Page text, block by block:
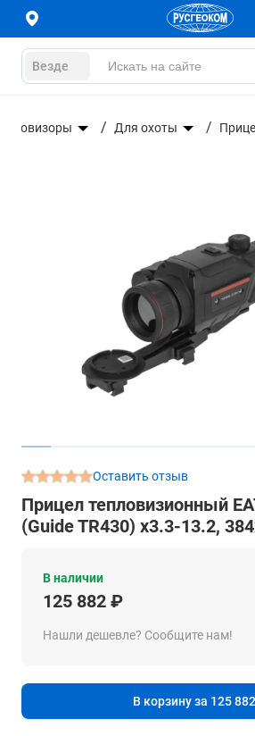
Везде
Для охоты
Оставить отзыв
Прицел тепловизионный
(Guide TR430) x3.3-13.2,
В наличии
125 882 ₽
Нашли дешевле? Сообщите нам!
В корзину за 125